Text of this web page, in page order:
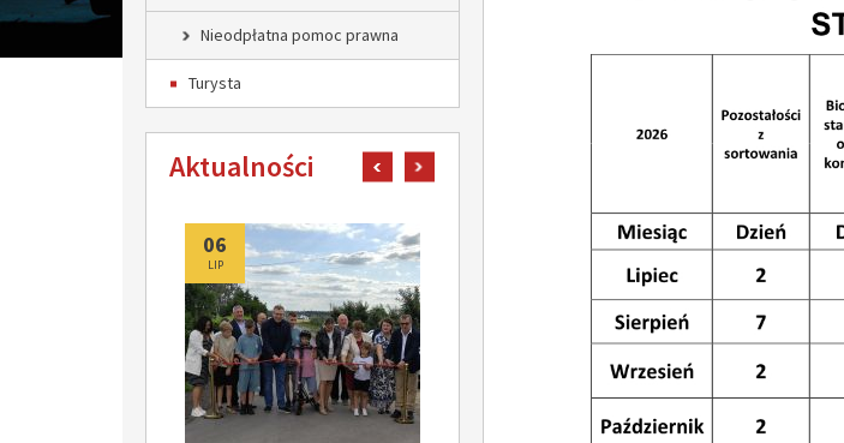
Nieodpłatna pomoc prawna
Turysta
Aktualności pokaż poprzedni artykuł
06
LIP
26